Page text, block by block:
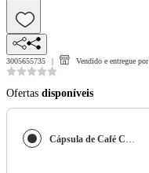
3005655735 Vendido e entregue por
Ofertas disponíveis
Cápsula de Café Compatíveis Nespresso® Dark Roast Santa Clara